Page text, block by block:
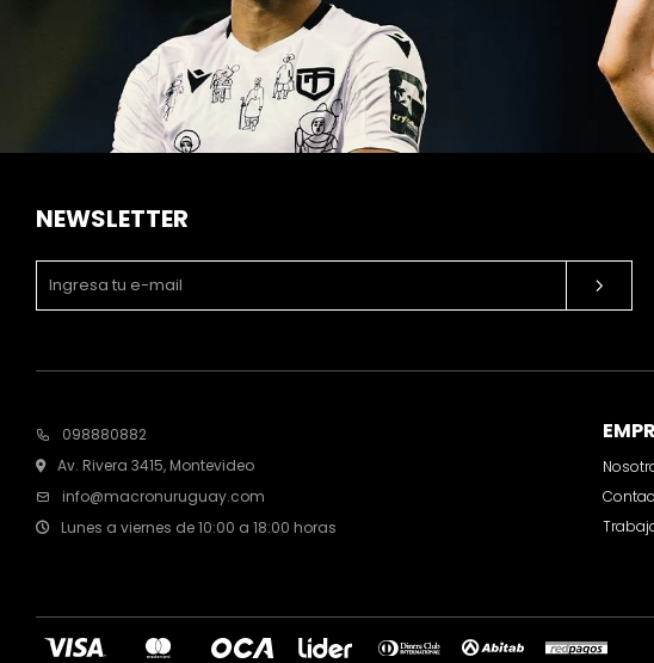
098880882
Av. Rivera 3415, Montevideo
info@macronuruguay.com
Lunes a viernes de 10:00 a 18:00 horas
NEWSLETTER